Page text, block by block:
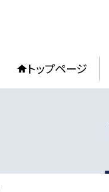
トップページ